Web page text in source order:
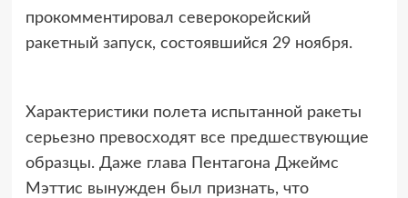
прокомментировал северокорейский
ракетный запуск, состоявшийся 29 ноября.
Характеристики полета испытанной ракеты
серьезно превосходят все предшествующие
образцы. Даже глава Пентагона Джеймс
Мэттис вынужден был признать, что